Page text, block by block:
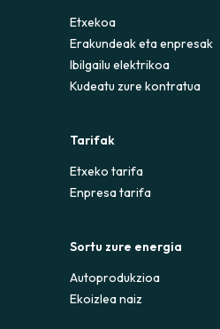
Etxekoa
Erakundeak eta enpresak
Ibilgailu elektrikoa
Kudeatu zure kontratua
Tarifak
Etxeko tarifa
Enpresa tarifa
Sortu zure energia
Autoprodukzioa
Ekoizlea naiz